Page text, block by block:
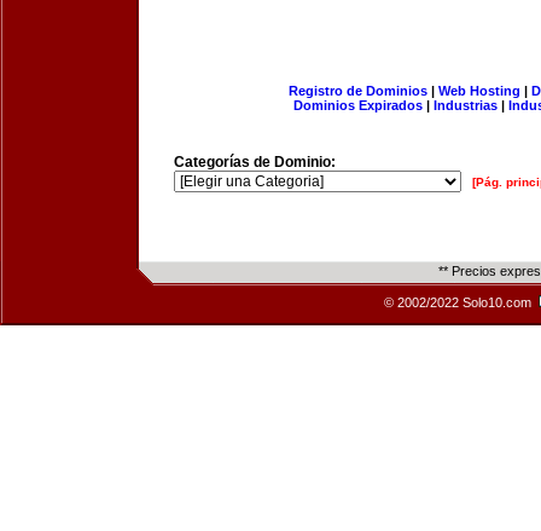
Registro de Dominios| Web Hosting |
Dominios Expirados | Industrias |
Categorías de Dominio:
[Pág.
** Precios
© 2002/2022 Solo10.com